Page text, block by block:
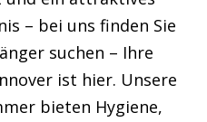
– bei uns finden Sie
suchen – Ihre
ist hier. Unsere
bieten Hygiene,